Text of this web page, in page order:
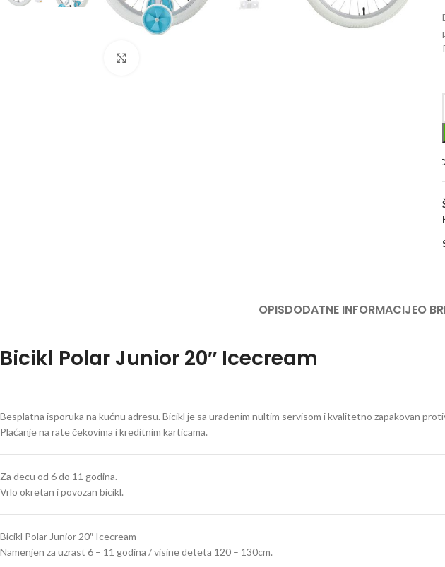
OPISDODATNE INFORMACIJEO
Bicikl Polar Junior 20″ Icecream
Besplatna isporuka na kućnu adresu. Bicikl je sa urađenim nultim servisom i kvalitetno zapakovan
Plaćanje na rate čekovima i kreditnim karticama.
Za decu od 6 do 11 godina.
Vrlo okretan i povozan bicikl.
Bicikl Polar Junior 20″ Icecream
Namenjen za uzrast 6 – 11 godina / visine deteta 120 – 130cm.